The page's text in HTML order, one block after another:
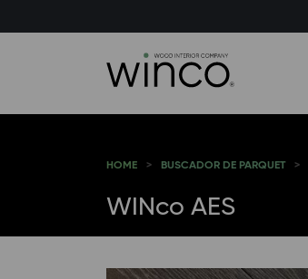
HOME BUSCADOR DE PARQUET
WINco AES